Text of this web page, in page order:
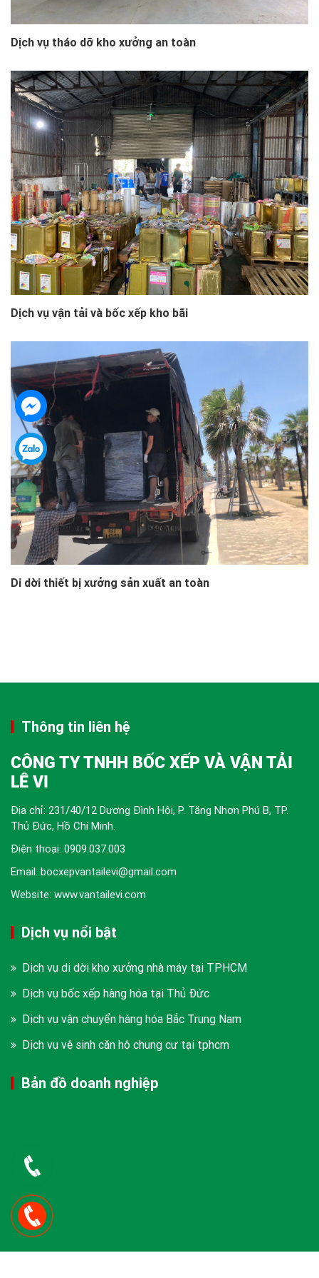
Dịch vụ tháo dỡ kho xưởng an toàn
Dịch vụ vận tải và bốc xếp kho bãi
Di dời thiết bị xưởng sản xuất an toàn
Thông tin liên hệ
CÔNG TY TNHH BỐC XẾP VÀ VẬN TẢI
LÊ VI
Địa chỉ: 231/40/12 Dương Đình Hội, P. Tăng Nhơn Phú B, TP.
Thủ Đức, Hồ Chí Minh.
Điện thoại: 0909.037.003
Email: bocxepvantailevi@gmail.com
Website: www.vantailevi.com
Dịch vụ nổi bật
Dịch vụ di dời kho xưởng nhà máy tại TPHCM
Dịch vụ bốc xếp hàng hóa tại Thủ Đức
Dịch vụ vận chuyển hàng hóa Bắc Trung Nam
Dịch vụ vệ sinh căn hộ chung cư tại tphcm
Bản đồ doanh nghiệp